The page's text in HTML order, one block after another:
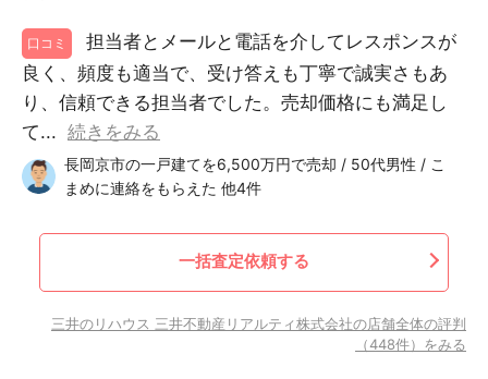
口コミ
担当者とメールと電話を介してレスポンスが
良く、頻度も適当で、受け答えも丁寧で誠実さもあ
り、信頼できる担当者でした。売却価格にも満足し
て... 続きをみる
長岡京市の一戸建てを6,500万円で売却 / 50代男性 / こ
まめに連絡をもらえた 他4件
一括査定依頼する
三井のリハウス 三井不動産リアルティ株式会社の店舗全体の評判
（448件）をみる